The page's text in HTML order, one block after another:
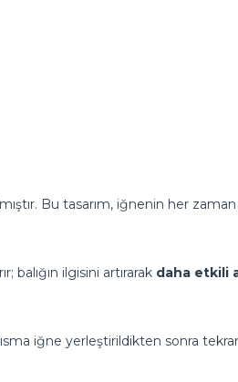
Bu tasarım, iğnenin her
balığın ilgisini artırarak daha etkili
iğne yerleştirildikten sonra